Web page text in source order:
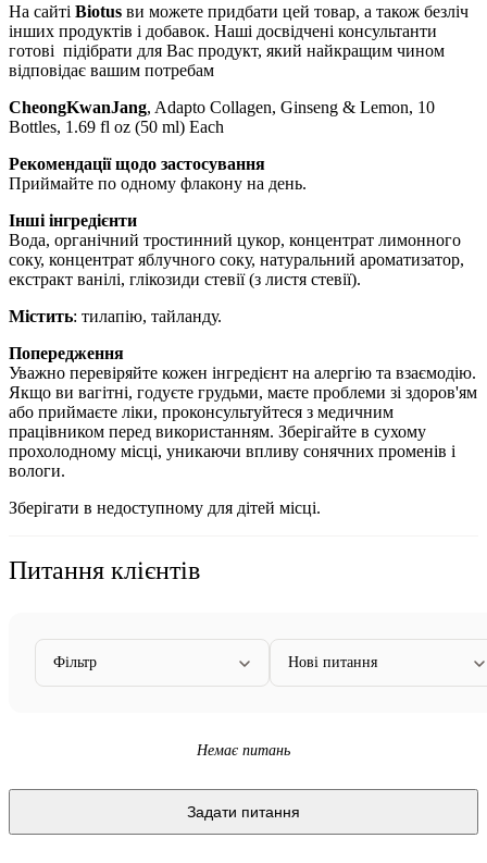
На сайті Biotus ви можете придбати цей товар, а також безліч
інших продуктів і добавок. Наші досвідчені консультанти
готові підібрати для Вас продукт, який найкращим чином
відповідає вашим потребам
CheongKwanJang, Adapto Collagen, Ginseng & Lemon, 10
Bottles, 1.69 fl oz (50 ml) Each
Рекомендації щодо застосування
Приймайте по одному флакону на день.
Інші інгредієнти
Вода, органічний тростинний цукор, концентрат лимонного
соку, концентрат яблучного соку, натуральний ароматизатор,
екстракт ванілі, глікозиди стевії (з листя стевії).
Містить: тилапію, тайланду.
Попередження
Уважно перевіряйте кожен інгредієнт на алергію та взаємодію.
Якщо ви вагітні, годуєте грудьми, маєте проблеми зі здоров'ям
або приймаєте ліки, проконсультуйтеся з медичним
працівником перед використанням. Зберігайте в сухому
прохолодному місці, уникаючи впливу сонячних променів і
вологи.
Зберігати в недоступному для дітей місці.
Питання клієнтів
Фільтр Нові питання
Немає питань
Задати питання